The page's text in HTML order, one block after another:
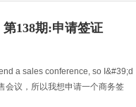
138期:申请签证
a sales conference, so I&#39;d
会议，所以我想申请一个商务签